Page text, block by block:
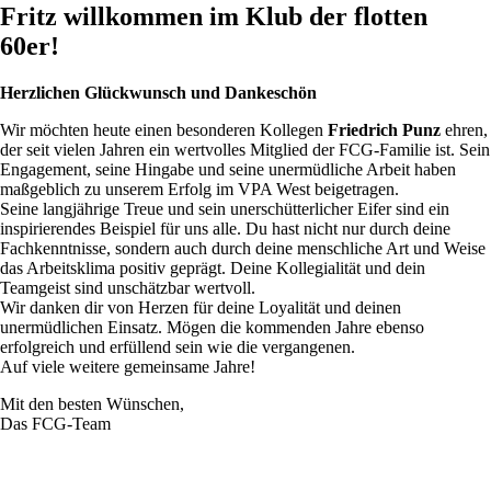
Fritz willkommen im Klub der flotten
60er!
Herzlichen Glückwunsch und Dankeschön
Wir möchten heute einen besonderen Kollegen Friedrich Punz ehren,
der seit vielen Jahren ein wertvolles Mitglied der FCG-Familie ist. Sein
Engagement, seine Hingabe und seine unermüdliche Arbeit haben
maßgeblich zu unserem Erfolg im VPA West beigetragen.
Seine langjährige Treue und sein unerschütterlicher Eifer sind ein
inspirierendes Beispiel für uns alle. Du hast nicht nur durch deine
Fachkenntnisse, sondern auch durch deine menschliche Art und Weise
das Arbeitsklima positiv geprägt. Deine Kollegialität und dein
Teamgeist sind unschätzbar wertvoll.
Wir danken dir von Herzen für deine Loyalität und deinen
unermüdlichen Einsatz. Mögen die kommenden Jahre ebenso
erfolgreich und erfüllend sein wie die vergangenen.
Auf viele weitere gemeinsame Jahre!
Mit den besten Wünschen,
Das FCG-Team